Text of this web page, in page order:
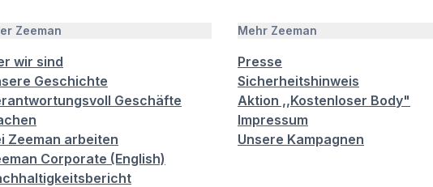
Zeeman
wir sind
Geschichte
Geschäfte
Zeeman arbeiten
Corporate (English)
Mehr Zeeman
Presse
Sicherheitshinweis
Aktion ,,Kostenloser Body"
Impressum
Unsere Kampagnen